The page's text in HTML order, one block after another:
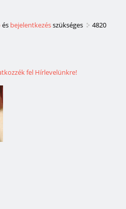
és bejelentkezésszükséges
4820
fel Hírlevelünkre!